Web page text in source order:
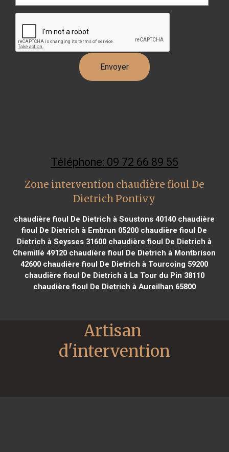
Téléphone: 09 72 66 89 55
Zone intervention chaudière fioul De
Dietrich Pontivy
chaudière fioul De Dietrich à Soustons 40140 chaudière
fioul De Dietrich à Embrun 05200 chaudière fioul De
Dietrich à Seysses 31600 chaudière fioul De Dietrich à
Chemillé 49120 chaudière fioul De Dietrich à Montbrison
42600 chaudière fioul De Dietrich à Tourcoing 59200
chaudière fioul De Dietrich à La Tour du Pin 38110
chaudière fioul De Dietrich à Aureilhan 65800
Artisan
d'intervention